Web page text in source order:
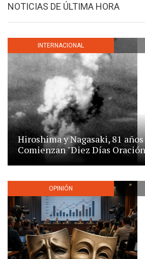
NOTICIAS DE ÚLTIMA HORA
INTERNACIONAL
Hiroshima y Nagasaki, 81 años
Comienzan "Diez Días
OPINIÓN